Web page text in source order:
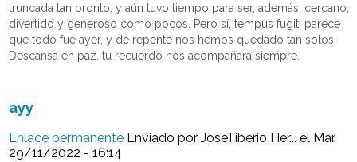
truncada tan pronto, y aún tuvo tiempo para ser, además, cercano,
divertido y generoso como pocos. Pero sí, tempus fugit, parece
que todo fue ayer, y de repente nos hemos quedado tan solos.
Descansa en paz, tu recuerdo nos acompañará siempre.
ayy
Enlace permanente Enviado porJoseTiberio Her... el Mar,
29/11/2022 - 16:14